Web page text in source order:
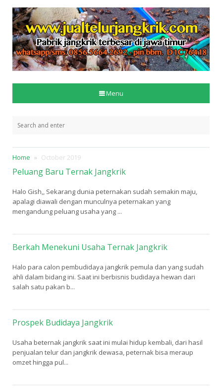
Menu
Home October 2019
Peluang Baru Ternak Jangkrik
Halo Gish,, Sekarang dunia peternakan sudah semakin maju,
apalagi diawali dengan munculnya peternakan yang
mengandung peluang usaha yang ...
Berkah Menekuni Usaha Ternak Jangkrik
Halo para calon pembudidaya jangkrik pemula dan yang sudah
ahli dalam bidang ini. Saat ini berbisnis budidaya hewan dari
salah satu pakan b...
Prospek Budidaya Jangkrik
Usaha beternak jangkrik saat ini mulai hidup kembali, dari hasil
penjualan telur dan jangkrik dewasa, peternak bisa meraup
omzet hingga pul...